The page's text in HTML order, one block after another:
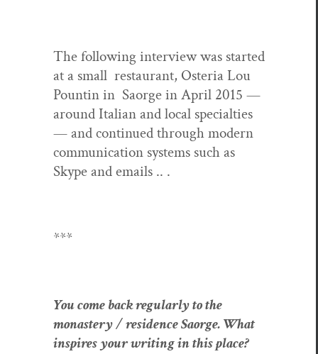
The fol­low­ing inter­view was start­ed
at a small restau­rant, Oste­ria Lou
Pountin in Saorge in April 2015 —
around Ital­ian and local spe­cial­ties
— and con­tin­ued through mod­ern
com­mu­ni­ca­tion sys­tems such as
Skype and emails .. .
***
You come back reg­u­lar­ly to the
monastery / res­i­dence Saorge. What
inspires your writ­ing in this place?